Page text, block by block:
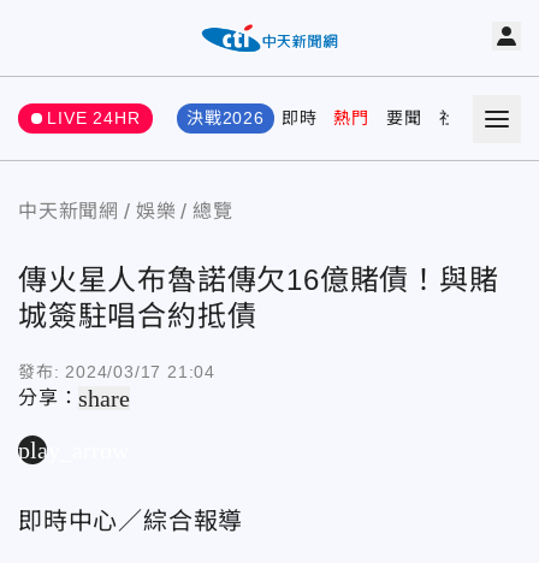
LIVE 24HR 決戰2026 即時 熱門 要聞 社會 娛樂
中天新聞網 娛樂 總覽
傳火星人布魯諾傳欠16億賭債！與賭
城簽駐唱合約抵債
發布: 2024/03/17 21:04
分享：share
play_arrow
即時中心／綜合報導